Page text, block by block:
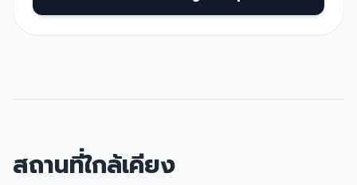
สถานที่ใกล้เคียง